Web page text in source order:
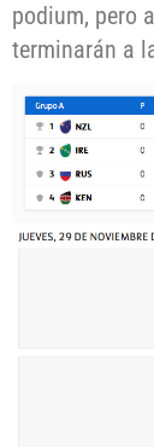
podium, pero
terminarán a